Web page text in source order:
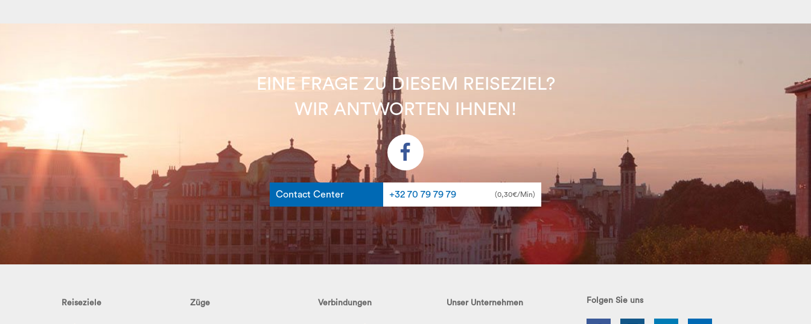
EINE FRAGE ZU DIESEM REISEZIEL?
WIR ANTWORTEN IHNEN!
Contact Center +32 70 79 79 79 (0,30€/Min)
Reiseziele Züge Verbindungen Unser Unternehmen Folgen Sie uns